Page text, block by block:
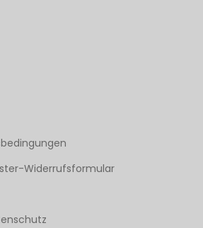
Widerrufsformular